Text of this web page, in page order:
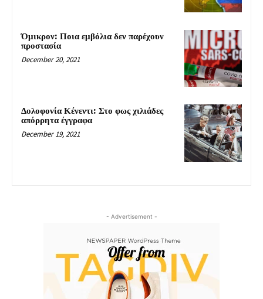
Όμικρον: Ποια εμβόλια δεν παρέχουν
προστασία
December 20, 2021
Δολοφονία Κένεντι: Στο φως χιλιάδες
απόρρητα έγγραφα
December 19, 2021
- Advertisement -